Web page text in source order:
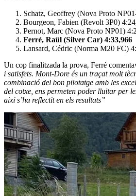
Schatz, Geoffrey (Nova Proto
Bourgeon, Fabien (Revolt 3P0)
Pernot, Marc (Nova Proto NP01)
Ferré, Raül (Silver Car) 4:33,966
Lansard, Cédric (Norma M20 FC)
Un cop finalitzada la prova, Ferré
i satisfets. Mont-Dore és un traçat molt
combinació del bon pilotatge amb les
del cotxe, ens permeten poder lluitar per
així s’ha reflectit en els resultats”